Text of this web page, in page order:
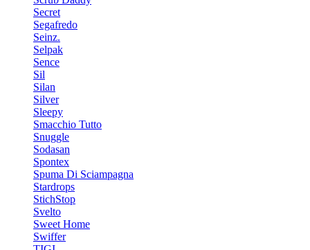
Secret
Segafredo
Seinz.
Selpak
Sence
Sil
Silan
Silver
Sleepy
Smacchio Tutto
Snuggle
Sodasan
Spontex
Spuma Di Sciampagna
Stardrops
StichStop
Svelto
Sweet Home
Swiffer